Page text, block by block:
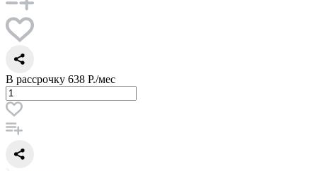
В рассрочку 638 Р./мес